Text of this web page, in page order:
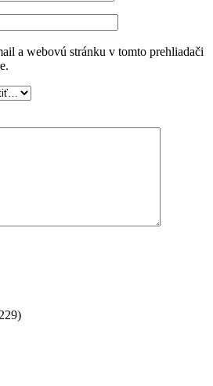
a webovú stránku v tomto prehliadači